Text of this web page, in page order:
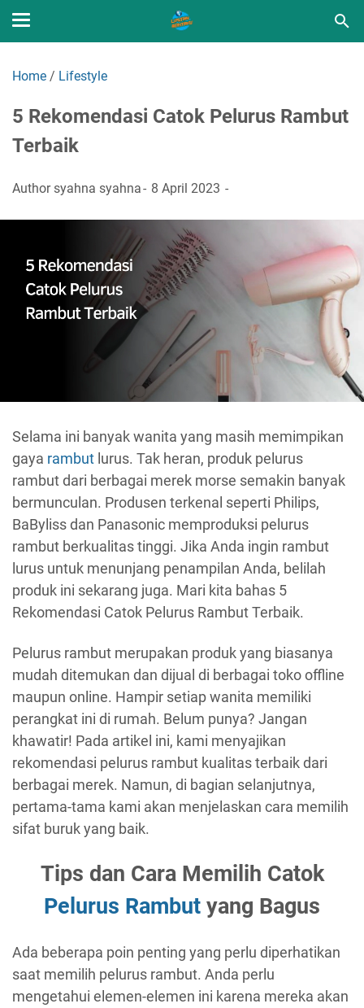
Home / Lifestyle
5 Rekomendasi Catok Pelurus Rambut
Terbaik
Authorsyahna syahna 8 April 2023
Selama ini banyak wanita yang masih memimpikan
gaya rambut lurus. Tak heran, produk pelurus
rambut dari berbagai merek morse semakin banyak
bermunculan. Produsen terkenal seperti Philips,
BaByliss dan Panasonic memproduksi pelurus
rambut berkualitas tinggi. Jika Anda ingin rambut
lurus untuk menunjang penampilan Anda, belilah
produk ini sekarang juga. Mari kita bahas 5
Rekomendasi Catok Pelurus Rambut Terbaik.
Pelurus rambut merupakan produk yang biasanya
mudah ditemukan dan dijual di berbagai toko offline
maupun online. Hampir setiap wanita memiliki
perangkat ini di rumah. Belum punya? Jangan
khawatir! Pada artikel ini, kami menyajikan
rekomendasi pelurus rambut kualitas terbaik dari
berbagai merek. Namun, di bagian selanjutnya,
pertama-tama kami akan menjelaskan cara memilih
sifat buruk yang baik.
Tips dan Cara Memilih Catok
Pelurus Rambut yang Bagus
Ada beberapa poin penting yang perlu diperhatikan
saat memilih pelurus rambut. Anda perlu
mengetahui elemen-elemen ini karena mereka akan